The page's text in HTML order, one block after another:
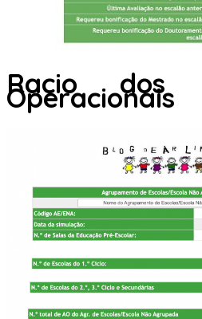
Racio dos
Operacionais